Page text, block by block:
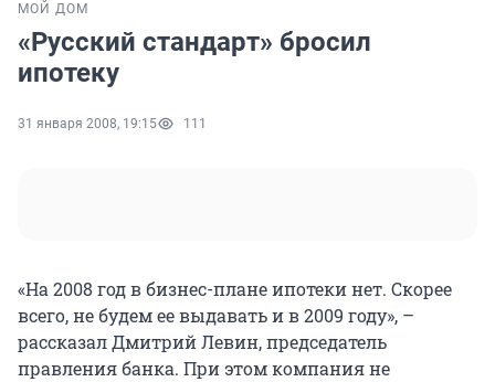
МОЙ ДОМ
«Русский стандарт» бросил
ипотеку
31 января 2008, 19:15 111
«На 2008 год в бизнес-плане ипотеки нет. Скорее
всего, не будем ее выдавать и в 2009 году», –
рассказал Дмитрий Левин, председатель
правления банка. При этом компания не